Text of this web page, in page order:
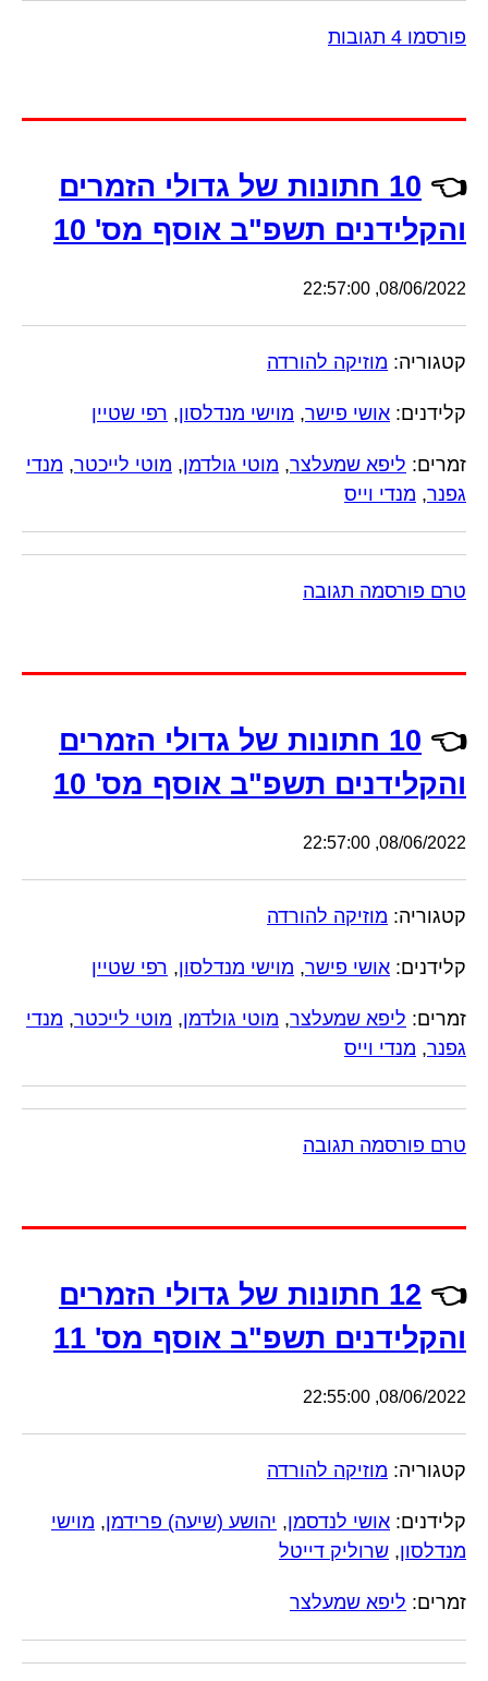
פורסמו 4 תגובות
👈
10 חתונות של גדולי הזמרים
והקלידנים תשפ"ב אוסף מס' 10
08/06/2022, 22:57:00
קטגוריה: מוזיקה להורדה
קלידנים: אושי פישר, מוישי מנדלסון, רפי שטיין
זמרים: ליפא שמעלצר, מוטי גולדמן, מוטי לייכטר, מנדי
גפנר, מנדי וייס
טרם פורסמה תגובה
👈
10 חתונות של גדולי הזמרים
והקלידנים תשפ"ב אוסף מס' 10
08/06/2022, 22:57:00
קטגוריה: מוזיקה להורדה
קלידנים: אושי פישר, מוישי מנדלסון, רפי שטיין
זמרים: ליפא שמעלצר, מוטי גולדמן, מוטי לייכטר, מנדי
גפנר, מנדי וייס
טרם פורסמה תגובה
👈
12 חתונות של גדולי הזמרים
והקלידנים תשפ"ב אוסף מס' 11
08/06/2022, 22:55:00
קטגוריה: מוזיקה להורדה
קלידנים: אושי לנדסמן, יהושע (שיעה) פרידמן, מוישי
מנדלסון, שרוליק דייטל
זמרים: ליפא שמעלצר